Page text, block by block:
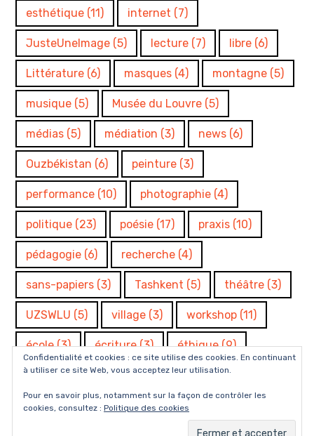
esthétique (11) internet (7)
JusteUneImage (5) lecture (7) libre (6)
Littérature (6) masques (4) montagne (5)
musique (5) Musée du Louvre (5)
médias (5) médiation (3) news (6)
Ouzbékistan (6) peinture (3)
performance (10) photographie (4)
politique (23) poésie (17) praxis (10)
pédagogie (6) recherche (4)
sans-papiers (3) Tashkent (5) théâtre (3)
UZSWLU (5) village (3) workshop (11)
école(3) écriture(3) éthique(9)
Fièrement propulsé par WordPress
Confidentialité et cookies : ce site utilise des cookies. En continuant
à utiliser ce site Web, vous acceptez leur utilisation.
Pour en savoir plus, notamment sur la façon de contrôler les
cookies, consultez : Politique des cookies